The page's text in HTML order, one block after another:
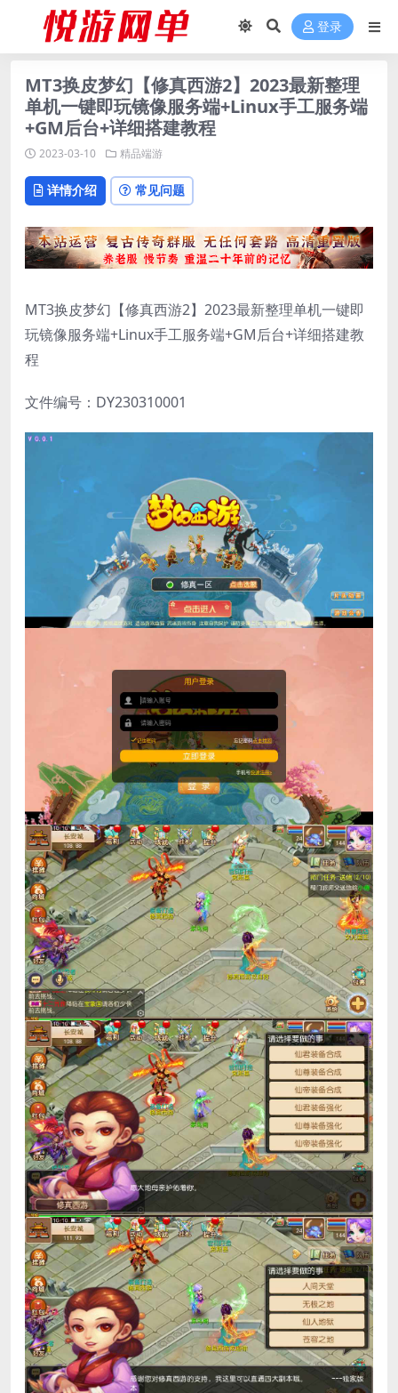
登录
MT3换皮梦幻【修真西游2】2023最新整理
单机一键即玩镜像服务端+Linux手工服务端
+GM后台+详细搭建教程
2023-03-10 精品端游
详情介绍 常见问题
MT3换皮梦幻【修真西游2】2023最新整理单机一键即
玩镜像服务端+Linux手工服务端+GM后台+详细搭建教
程
文件编号：DY230310001